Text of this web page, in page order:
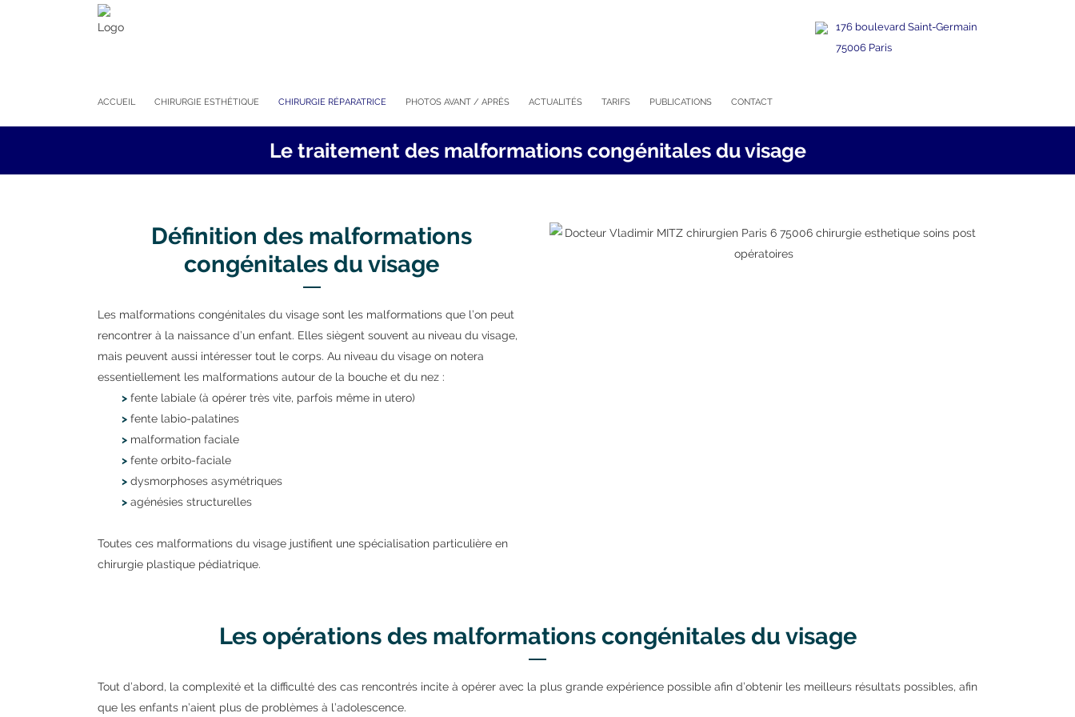
176 boulevard Saint-Germain
75006 Paris
ACCUEIL CHIRURGIE ESTHÉTIQUE CHIRURGIE RÉPARATRICE PHOTOS AVANT / APRÈS ACTUALITÉS TARIFS PUBLICATIONS CONTACT
Le traitement des malformations congénitales du visage
Définition des malformations
congénitales du visage
Les malformations congénitales du visage sont les malformations que l’on peut
rencontrer à la naissance d’un enfant. Elles siègent souvent au niveau du visage,
mais peuvent aussi intéresser tout le corps. Au niveau du visage on notera
essentiellement les malformations autour de la bouche et du nez :
> fente labiale (à opérer très vite, parfois même in utero)
> fente labio-palatines
> malformation faciale
> fente orbito-faciale
> dysmorphoses asymétriques
> agénésies structurelles
Toutes ces malformations du visage justifient une spécialisation particulière en
chirurgie plastique pédiatrique.
Les opérations des malformations congénitales du visage
Tout d’abord, la complexité et la difficulté des cas rencontrés incite à opérer avec la plus grande expérience possible afin d’obtenir les meilleurs résultats possibles, afin
que les enfants n’aient plus de problèmes à l’adolescence.